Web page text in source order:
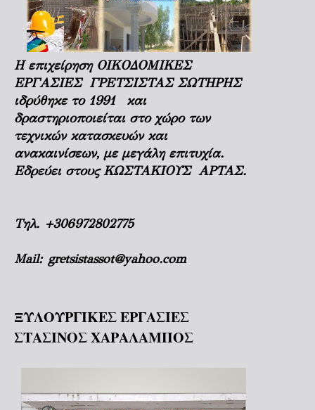
Η επιχείρηση ΟΙΚΟΔΟΜΙΚΕΣ
ΕΡΓΑΣΙΕΣ ΓΡΕΤΣΙΣΤΑΣ ΣΩΤΗΡΗΣ
ιδρύθηκε το 1991 και
δραστηριοποιείται στο χώρο των
τεχνικών κατασκευών και
ανακαινίσεων, με μεγάλη επιτυχία.
Εδρεύει στους ΚΩΣΤΑΚΙΟΥΣ ΑΡΤΑΣ.
Τηλ. +306972802775
Mail: gretsistassot@yahoo.com
ΞΥΛΟΥΡΓΙΚΕΣ ΕΡΓΑΣΙΕΣ
ΣΤΑΣΙΝΟΣ ΧΑΡΑΛΑΜΠΟΣ